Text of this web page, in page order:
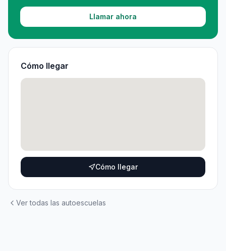
Llamar ahora
Cómo llegar
Cómo llegar
Ver todas las autoescuelas